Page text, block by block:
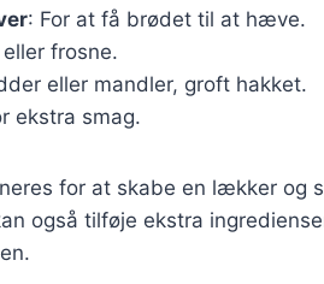
: For at få brødet til at hæve.
frosne.
eller mandler, groft hakket.
ekstra smag.
for at skabe en lækker og
også tilføje ekstra